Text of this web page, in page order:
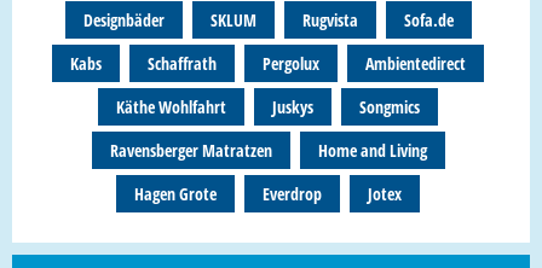
Designbäder
SKLUM Rugvista
Sofa.de
Kabs
Schaffrath Pergolux
Ambientedirect
Käthe Wohlfahrt
Juskys
Songmics
Ravensberger Matratzen
Home and Living
Hagen Grote
Everdrop Jotex